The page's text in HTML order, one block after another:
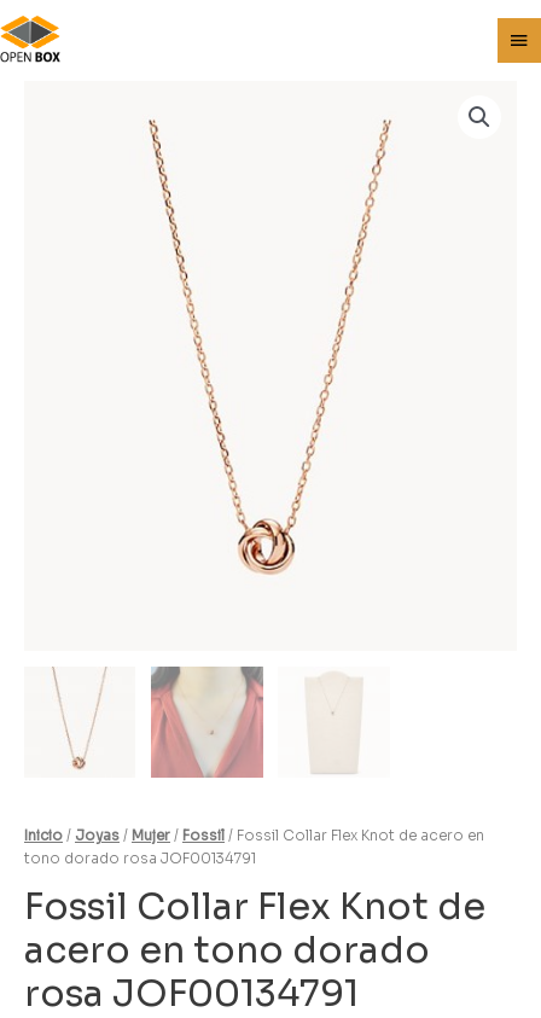
Inicio / Joyas / Mujer / Fossil / Fossil Collar Flex Knot de acero en
tono dorado rosa JOF00134791
Fossil Collar Flex Knot de
acero en tono dorado
rosa JOF00134791